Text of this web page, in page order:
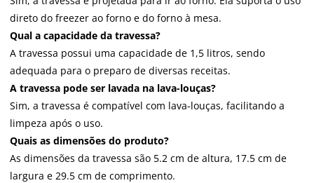
direto do freezer ao forno e do forno à mesa.
Qual a capacidade da travessa?
A travessa possui uma capacidade de 1,5 litros, sendo
adequada para o preparo de diversas receitas.
A travessa pode ser lavada na lava-louças?
Sim, a travessa é compatível com lava-louças, facilitando a
limpeza após o uso.
Quais as dimensões do produto?
As dimensões da travessa são 5.2 cm de altura, 17.5 cm de
largura e 29.5 cm de comprimento.